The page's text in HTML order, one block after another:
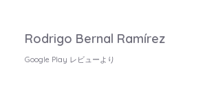
Rodrigo Bernal Ramírez
Google Play レビューより